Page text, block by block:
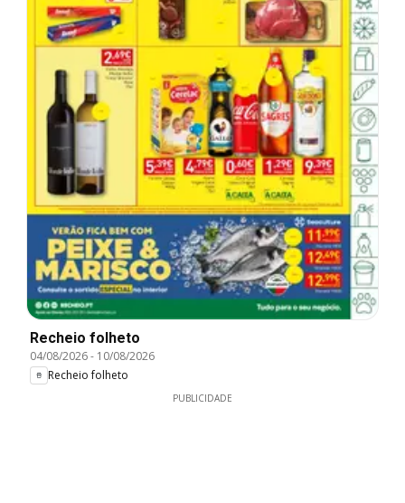
Recheio folheto
04/08/2026- 10/08/2026
Recheio folheto
PUBLICIDADE